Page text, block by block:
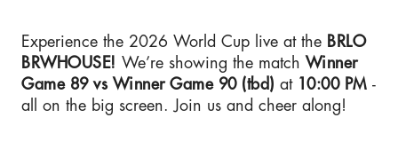
Experience the 2026 World Cup live at the BRLO
BRWHOUSE! We’re showing the match Winner
Game 89 vs Winner Game 90 (tbd) at 10:00 PM-
all on the big screen. Join us and cheer along!